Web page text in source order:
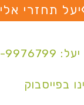
יעל תחזרי אלי
בפייסבוק